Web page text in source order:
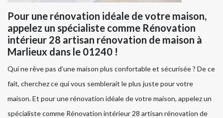
Pour une rénovation idéale de votre maison,
appelez un spécialiste comme Rénovation
intérieur 28 artisan rénovation de maison à
Marlieux dans le 01240 !
Qui ne rêve pas d’une maison plus confortable et sécurisée ? De ce
fait, cherchez ce qui vous semblerait le plus juste pour votre
maison. Et pour une rénovation idéale de votre maison, appelez un
spécialiste comme Rénovation intérieur 28 artisan rénovation de